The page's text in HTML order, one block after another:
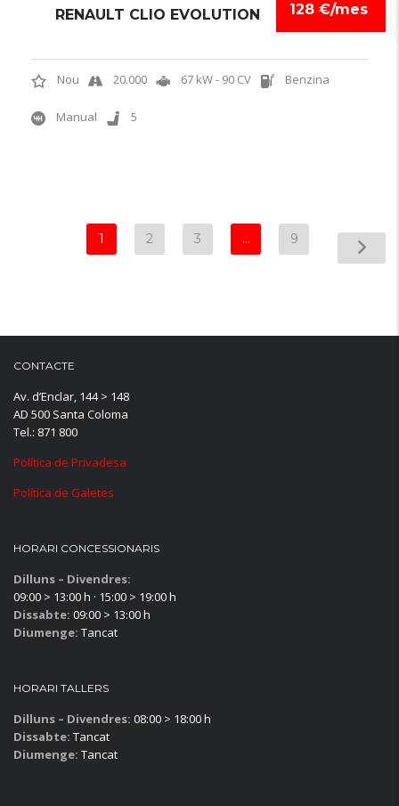
128 €/mes
RENAULT CLIO EVOLUTION
Nou 20.000 67 kW - 90 CV Benzina
Manual 5
1 2 3 … 9
CONTACTE
Av. d’Enclar, 144 > 148
AD 500 Santa Coloma
Tel.: 871 800
Política de Privadesa
Política de Galetes
HORARI CONCESSIONARIS
Dilluns – Divendres:
09:00 > 13:00 h · 15:00 > 19:00 h
Dissabte: 09:00 > 13:00 h
Diumenge: Tancat
HORARI TALLERS
Dilluns – Divendres: 08:00 > 18:00 h
Dissabte: Tancat
Diumenge: Tancat